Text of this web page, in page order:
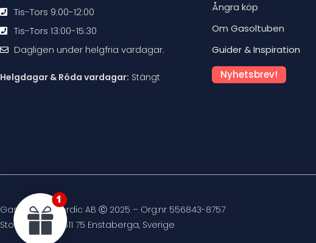
Tis-Tors 9:00-12:00
Tis-Tors 13:00-15:30
Dagligen under helgfria vardagar.
Helgdagar & Röda vardagar: Stängt
Ångra köp
Om Gasoltuben
Guider & Inspiration
Nyhetsbrev!
Gasoltuben Nordic AB Ⓒ 2025 – Org.nr 556843-8757
Stockvägen 4, 611 75 Enstaberga, Sverige